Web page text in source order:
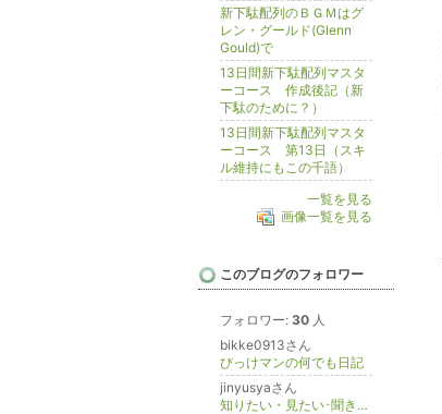
新下駄配列のＢＧＭはグ
レン・グールド(Glenn
Gould)で
13日間新下駄配列マスタ
ーコース 作成後記（新
下駄のために？）
13日間新下駄配列マスタ
ーコース 第13日（スキ
ル維持にもこの千語）
一覧を見る
画像一覧を見る
このブログのフォロワー
フォロワー: 30 人
bikke0913さん
びっけマンの何でも日記
jinyusyaさん
知りたい・見たい･聞きたい情報前線